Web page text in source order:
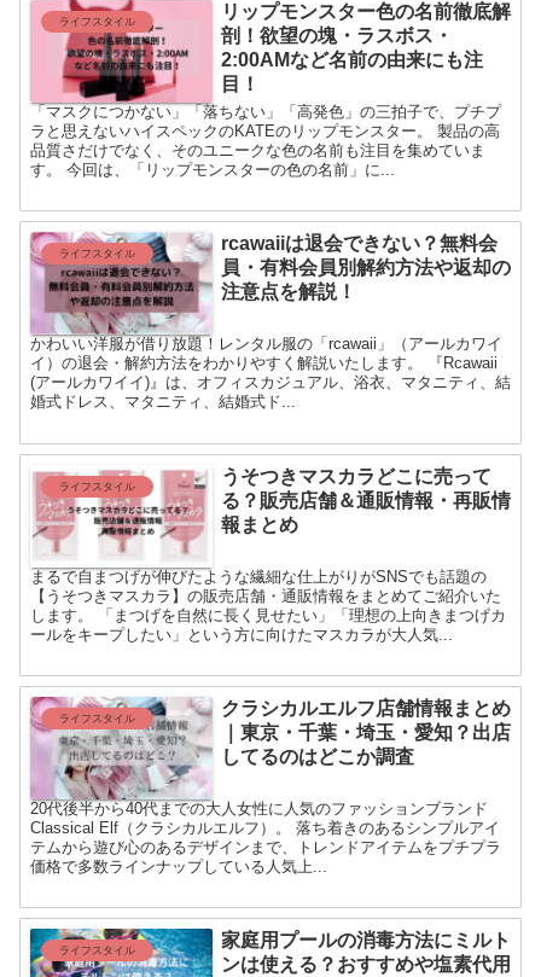
ライフスタイル
リップモンスター色の名前徹底解
剖！欲望の塊・ラスボス・
2:00AMなど名前の由来にも注
目！
「マスクにつかない」「落ちない」「高発色」の三拍子で、プチプ
ラと思えないハイスペックのKATEのリップモンスター。 製品の高
品質さだけでなく、そのユニークな色の名前も注目を集めていま
す。 今回は、「リップモンスターの色の名前」に...
ライフスタイル
rcawaiiは退会できない？無料会
員・有料会員別解約方法や返却の
注意点を解説！
かわいい洋服が借り放題！レンタル服の「rcawaii」（アールカワイ
イ）の退会・解約方法をわかりやすく解説いたします。 『Rcawaii
(アールカワイイ)』は、オフィスカジュアル、浴衣、マタニティ、結
婚式ドレス、マタニティ、結婚式ド...
ライフスタイル
うそつきマスカラどこに売って
る？販売店舗＆通販情報・再販情
報まとめ
まるで自まつげが伸びたような繊細な仕上がりがSNSでも話題の
【うそつきマスカラ】の販売店舗・通販情報をまとめてご紹介いた
します。 「まつげを自然に長く見せたい」「理想の上向きまつげカ
ールをキープしたい」という方に向けたマスカラが大人気...
ライフスタイル
クラシカルエルフ店舗情報まとめ
｜東京・千葉・埼玉・愛知？出店
してるのはどこか調査
20代後半から40代までの大人女性に人気のファッションブランド
Classical Elf（クラシカルエルフ）。 落ち着きのあるシンプルアイ
テムから遊び心のあるデザインまで、トレンドアイテムをプチプラ
価格で多数ラインナップしている人気上...
ライフスタイル
家庭用プールの消毒方法にミルト
ンは使える？おすすめや塩素代用